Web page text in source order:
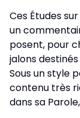
Ces Études
un
posent, pour
jalons
Sous un style
contenu très
dans sa